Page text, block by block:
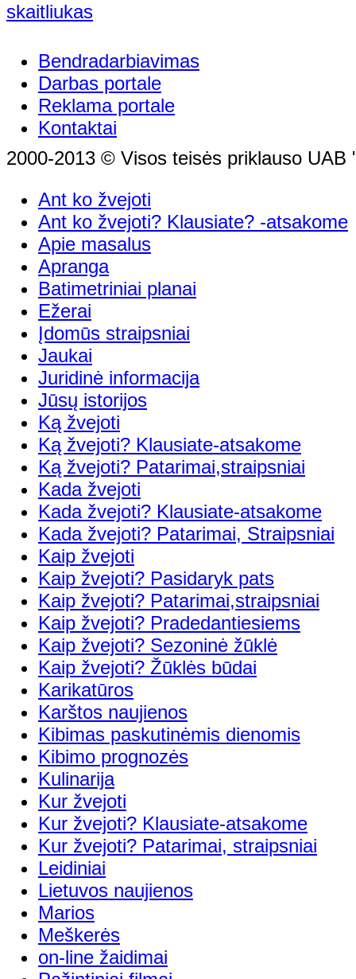
Bendradarbiavimas
Darbas portale
Reklama portale
Kontaktai
2000-2013 © Visos teisės priklauso UAB
Ant ko žvejoti
Ant ko žvejoti? Klausiate? -atsakome
Apie masalus
Apranga
Batimetriniai planai
Ežerai
Įdomūs straipsniai
Jaukai
Juridinė informacija
Jūsų istorijos
Ką žvejoti
Ką žvejoti? Klausiate-atsakome
Ką žvejoti? Patarimai,straipsniai
Kada žvejoti
Kada žvejoti? Klausiate-atsakome
Kada žvejoti? Patarimai, Straipsniai
Kaip žvejoti
Kaip žvejoti? Pasidaryk pats
Kaip žvejoti? Patarimai,straipsniai
Kaip žvejoti? Pradedantiesiems
Kaip žvejoti? Sezoninė žūklė
Kaip žvejoti? Žūklės būdai
Karikatūros
Karštos naujienos
Kibimas paskutinėmis dienomis
Kibimo prognozės
Kulinarija
Kur žvejoti
Kur žvejoti? Klausiate-atsakome
Kur žvejoti? Patarimai, straipsniai
Leidiniai
Lietuvos naujienos
Marios
Meškerės
on-line žaidimai